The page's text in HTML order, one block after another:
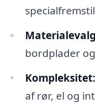
bordplader
Kompleksitet:
af rør, el og